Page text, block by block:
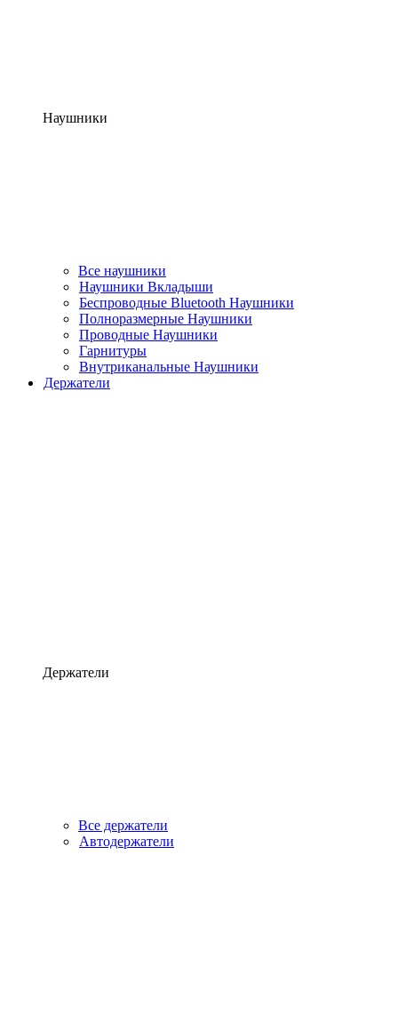
Наушники
Все наушники
Наушники Вкладыши
Беспроводные Bluetooth Наушники
Полноразмерные Наушники
Проводные Наушники
Гарнитуры
Внутриканальные Наушники
Держатели
Держатели
Все держатели
Автодержатели